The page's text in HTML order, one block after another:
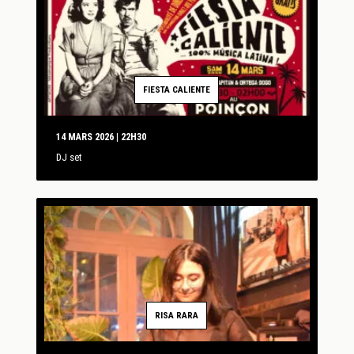
FIESTA CALIENTE
14 MARS 2026 | 22H30
DJ set
RISA RARA